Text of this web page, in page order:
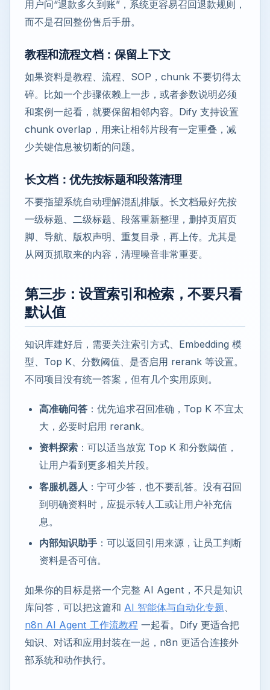
用户问“退款多久到账”，系统更容易召回退款规则，
而不是召回整份售后手册。
教程和流程文档：保留上下文
如果资料是教程、流程、SOP，chunk 不要切得太
碎。比如一个步骤依赖上一步，或者参数说明必须
和案例一起看，就要保留相邻内容。Dify 支持设置
chunk overlap，用来让相邻片段有一定重叠，减
少关键信息被切断的问题。
长文档：优先按标题和段落清理
不要指望系统自动理解混乱排版。长文档最好先按
一级标题、二级标题、段落重新整理，删掉页眉页
脚、导航、版权声明、重复目录，再上传。尤其是
从网页抓取来的内容，清理噪音非常重要。
第三步：设置索引和检索，不要只看
默认值
知识库建好后，需要关注索引方式、Embedding 模
型、Top K、分数阈值、是否启用 rerank 等设置。
不同项目没有统一答案，但有几个实用原则。
高准确问答 ：优先追求召回准确，Top K 不宜太
大，必要时启用 rerank。
资料探索 ：可以适当放宽 Top K 和分数阈值，
让用户看到更多相关片段。
客服机器人 ：宁可少答，也不要乱答。没有召回
到明确资料时，应提示转人工或让用户补充信
息。
内部知识助手 ：可以返回引用来源，让员工判断
资料是否可信。
如果你的目标是搭一个完整 AI Agent，不只是知识
库问答，可以把这篇和 AI 智能体与自动化专题
n8n AI Agent 工作流教程 一起看。Dify 更适合把
知识、对话和应用封装在一起，n8n 更适合连接外
部系统和动作执行。